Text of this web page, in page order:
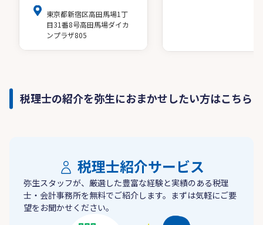
東京都新宿区高田馬場1丁
目31番8号高田馬場ダイカ
ンプラザ805
税理士の紹介を弥生におまかせしたい方はこちら
税理士紹介サービス
弥生スタッフが、厳選した豊富な経験と実績のある税理
士・会計事務所を無料でご紹介します。まずは気軽にご要
望をお聞かせください。